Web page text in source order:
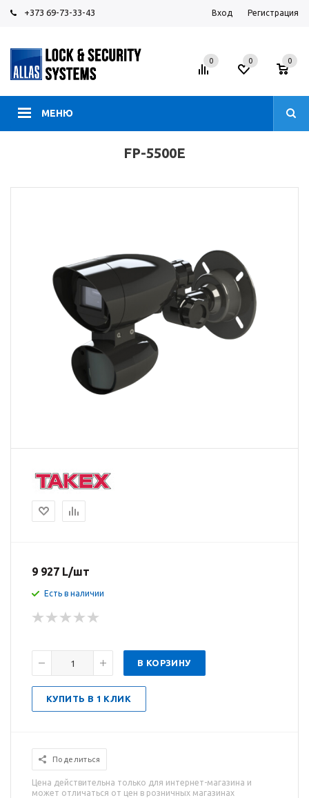
+373 69-73-33-43 Вход Регистрация
МЕНЮ
0 0 0
FP-5500E
9 927 L/шт
Есть в наличии
В КОРЗИНУ
КУПИТЬ В 1 КЛИК
Поделиться
Цена действительна только для интернет-магазина и
может отличаться от цен в розничных магазинах